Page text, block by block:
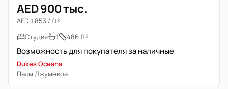
AED 900 тыс.
AED 1 853 / ft²
Студия
1 486 ft²
Возможность для покупателя за наличные
Dukes Oceana
Палм Джумейра